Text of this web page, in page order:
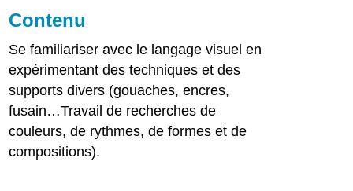
Contenu
Se familiariser avec le langage visuel en
expérimentant des techniques et des
supports divers (gouaches, encres,
fusain…Travail de recherches de
couleurs, de rythmes, de formes et de
compositions).